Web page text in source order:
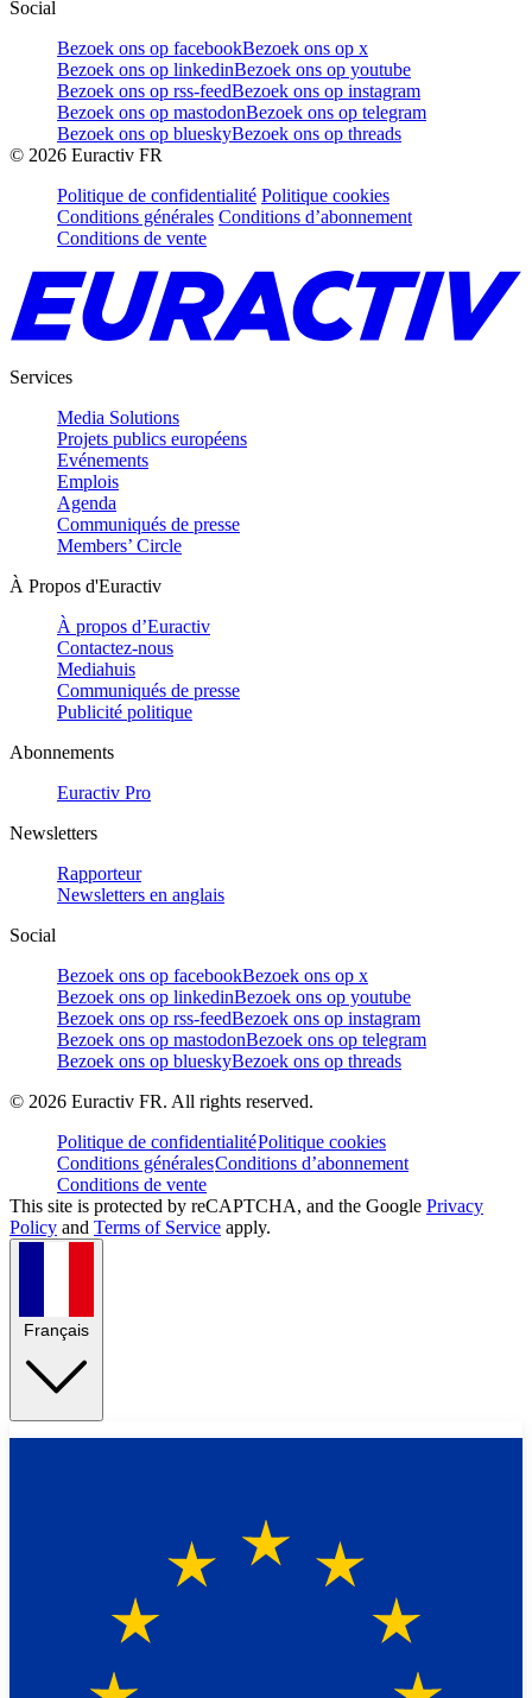
Social
Bezoek ons op facebookBezoek ons op x
Bezoek ons op linkedinBezoek ons op youtube
Bezoek ons op rss-feedBezoek ons op instagram
Bezoek ons op mastodonBezoek ons op telegram
Bezoek ons op blueskyBezoek ons op threads
© 2026 Euractiv FR
Politique de confidentialité Politique cookies
Conditions générales Conditions d’abonnement
Conditions de vente
Services
Media Solutions
Projets publics européens
Evénements
Emplois
Agenda
Communiqués de presse
Members’ Circle
À Propos d'Euractiv
À propos d’Euractiv
Contactez-nous
Mediahuis
Communiqués de presse
Publicité politique
Abonnements
Euractiv Pro
Newsletters
Rapporteur
Newsletters en anglais
Social
Bezoek ons op facebookBezoek ons op x
Bezoek ons op linkedinBezoek ons op youtube
Bezoek ons op rss-feedBezoek ons op instagram
Bezoek ons op mastodonBezoek ons op telegram
Bezoek ons op blueskyBezoek ons op threads
© 2026 Euractiv FR. All rights reserved.
Politique de confidentialitéPolitique cookies
Conditions généralesConditions d’abonnement
Conditions de vente
This site is protected by reCAPTCHA, and the Google Privacy
Policy and Terms of Service apply.
Français